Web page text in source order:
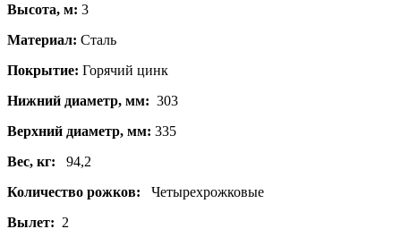
Высота, м: 3
Материал: Сталь
Покрытие: Горячий цинк
Нижний диаметр, мм: 303
Верхний диаметр, мм: 335
Вес, кг:
94,2
Количество рожков: Четырехрожковые
Вылет: 2